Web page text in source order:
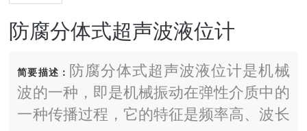
防腐分体式超声波液位计
简要描述： 防腐分体式超声波液位计是机械
波的一种，即是机械振动在弹性介质中的
一种传播过程，它的特征是频率高、波长